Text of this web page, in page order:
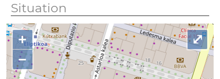
Situation
+
−
⤢